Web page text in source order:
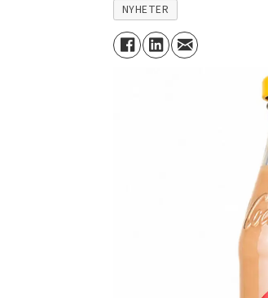
NYHETER